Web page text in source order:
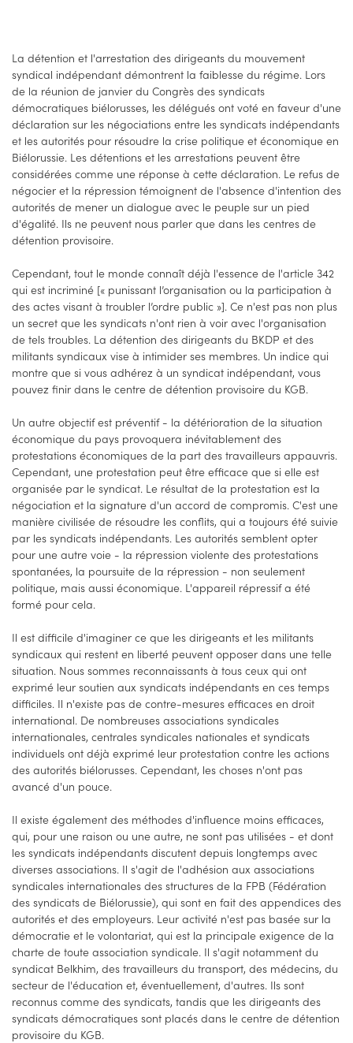
La détention et l'arrestation des dirigeants du mouvement
syndical indépendant démontrent la faiblesse du régime. Lors
de la réunion de janvier du Congrès des syndicats
démocratiques biélorusses, les délégués ont voté en faveur d'une
déclaration sur les négociations entre les syndicats indépendants
et les autorités pour résoudre la crise politique et économique en
Biélorussie. Les détentions et les arrestations peuvent être
considérées comme une réponse à cette déclaration. Le refus de
négocier et la répression témoignent de l'absence d'intention des
autorités de mener un dialogue avec le peuple sur un pied
d'égalité. Ils ne peuvent nous parler que dans les centres de
détention provisoire.
Cependant, tout le monde connaît déjà l'essence de l'article 342
qui est incriminé [« punissant l’organisation ou la participation à
des actes visant à troubler l’ordre public »]. Ce n'est pas non plus
un secret que les syndicats n'ont rien à voir avec l'organisation
de tels troubles. La détention des dirigeants du BKDP et des
militants syndicaux vise à intimider ses membres. Un indice qui
montre que si vous adhérez à un syndicat indépendant, vous
pouvez finir dans le centre de détention provisoire du KGB.
Un autre objectif est préventif - la détérioration de la situation
économique du pays provoquera inévitablement des
protestations économiques de la part des travailleurs appauvris.
Cependant, une protestation peut être efficace que si elle est
organisée par le syndicat. Le résultat de la protestation est la
négociation et la signature d'un accord de compromis. C'est une
manière civilisée de résoudre les conflits, qui a toujours été suivie
par les syndicats indépendants. Les autorités semblent opter
pour une autre voie - la répression violente des protestations
spontanées, la poursuite de la répression - non seulement
politique, mais aussi économique. L'appareil répressif a été
formé pour cela.
Il est difficile d'imaginer ce que les dirigeants et les militants
syndicaux qui restent en liberté peuvent opposer dans une telle
situation. Nous sommes reconnaissants à tous ceux qui ont
exprimé leur soutien aux syndicats indépendants en ces temps
difficiles. Il n'existe pas de contre-mesures efficaces en droit
international. De nombreuses associations syndicales
internationales, centrales syndicales nationales et syndicats
individuels ont déjà exprimé leur protestation contre les actions
des autorités biélorusses. Cependant, les choses n'ont pas
avancé d'un pouce.
Il existe également des méthodes d'influence moins efficaces,
qui, pour une raison ou une autre, ne sont pas utilisées - et dont
les syndicats indépendants discutent depuis longtemps avec
diverses associations. Il s'agit de l'adhésion aux associations
syndicales internationales des structures de la FPB (Fédération
des syndicats de Biélorussie), qui sont en fait des appendices des
autorités et des employeurs. Leur activité n'est pas basée sur la
démocratie et le volontariat, qui est la principale exigence de la
charte de toute association syndicale. Il s'agit notamment du
syndicat Belkhim, des travailleurs du transport, des médecins, du
secteur de l'éducation et, éventuellement, d'autres. Ils sont
reconnus comme des syndicats, tandis que les dirigeants des
syndicats démocratiques sont placés dans le centre de détention
provisoire du KGB.